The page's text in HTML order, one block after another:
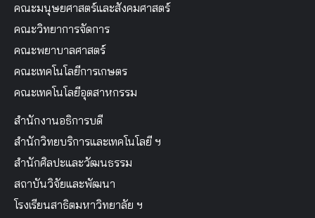
คณะมนุษยศาสตร์และสังคมศาสตร์
คณะวิทยาการจัดการ
คณะพยาบาลศาสตร์
คณะเทคโนโลยีการเกษตร
คณะเทคโนโลยีอุตสาหกรรม
สำนักงานอธิการบดี
สำนักวิทยบริการและเทคโนโลยี ฯ
สำนักศิลปะและวัฒนธรรม
สถาบันวิจัยและพัฒนา
โรงเรียนสาธิตมหาวิทยาลัย ฯ